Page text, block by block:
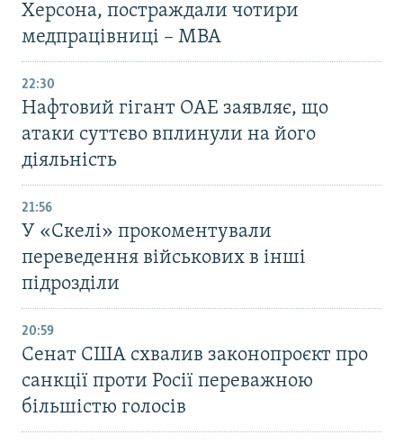
Херсона, постраждали чотири
медпрацівниці – МВА
22:30
Нафтовий гігант ОАЕ заявляє, що
атаки суттєво вплинули на його
діяльність
21:56
У «Скелі» прокоментували
переведення військових в інші
підрозділи
20:59
Cенат США схвалив законопроєкт про
санкції проти Росії переважною
більшістю голосів